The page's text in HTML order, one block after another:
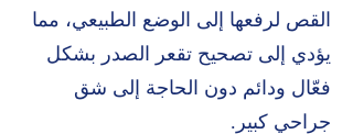
القص لرفعها إلى الوضع الطبيعي، مما
يؤدي إلى تصحيح تقعر الصدر بشكل
فعّال ودائم دون الحاجة إلى شق
جراحي كبير.